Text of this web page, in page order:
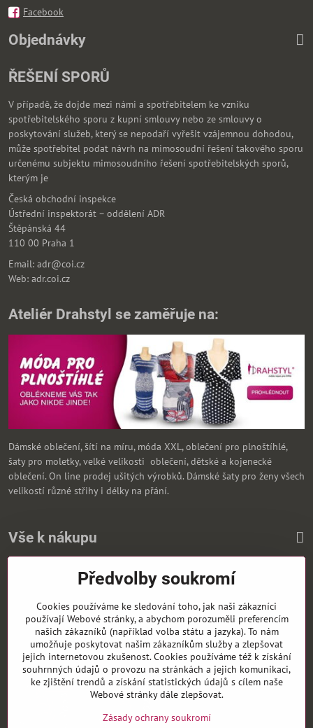
Facebook
Objednávky
ŘEŠENÍ SPORŮ
V případě, že dojde mezi námi a spotřebitelem ke vzniku
spotřebitelského sporu z kupní smlouvy nebo ze smlouvy o
poskytování služeb, který se nepodaří vyřešit vzájemnou dohodou,
může spotřebitel podat návrh na mimosoudní řešení takového sporu
určenému subjektu mimosoudního řešení spotřebitelských sporů,
kterým je
Česká obchodní inspekce
Ústřední inspektorát – oddělení ADR
Štěpánská 44
110 00 Praha 1
Email: adr@coi.cz
Web: adr.coi.cz
Ateliér Drahstyl se zaměřuje na:
Dámské oblečení, šítí na míru, móda XXL, oblečení pro plnoštíhlé,
šaty pro moletky, velké velikosti oblečení, dětské a kojenecké
oblečení. On line prodej ušitých výrobků. Dámské šaty pro ženy všech
velikostí různé střihy i délky na přání.
Vše k nákupu
Zasíláme i na SlovenskoPředvolby soukromí
Cookies používáme ke sledování toho, jak naši zákazníci
používají Webové stránky, a abychom porozuměli preferencím
našich zákazníků (například volba státu a jazyka). To nám
umožňuje poskytovat našim zákazníkům služby a zlepšovat
jejich internetovou zkušenost. Cookies používáme též k získání
souhrnných údajů o provozu na stránkách a jejich komunikaci,
ke zjištění trendů a získání statistických údajů s cílem naše
Webové stránky dále zlepšovat.
Zásady ochrany soukromí